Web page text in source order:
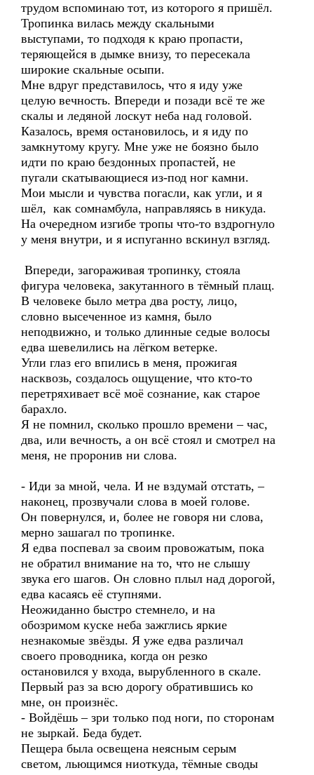
трудом вспоминаю тот, из которого я пришёл.
Тропинка вилась между скальными
выступами, то подходя к краю пропасти,
теряющейся в дымке внизу, то пересекала
широкие скальные осыпи.
Мне вдруг представилось, что я иду уже
целую вечность. Впереди и позади всё те же
скалы и ледяной лоскут неба над головой.
Казалось, время остановилось, и я иду по
замкнутому кругу. Мне уже не боязно было
идти по краю бездонных пропастей, не
пугали скатывающиеся из-под ног камни.
Мои мысли и чувства погасли, как угли, и я
шёл, как сомнамбула, направляясь в никуда.
На очередном изгибе тропы что-то вздрогнуло
у меня внутри, и я испуганно вскинул взгляд.
Впереди, загораживая тропинку, стояла
фигура человека, закутанного в тёмный плащ.
В человеке было метра два росту, лицо,
словно высеченное из камня, было
неподвижно, и только длинные седые волосы
едва шевелились на лёгком ветерке.
Угли глаз его впились в меня, прожигая
насквозь, создалось ощущение, что кто-то
перетряхивает всё моё сознание, как старое
барахло.
Я не помнил, сколько прошло времени – час,
два, или вечность, а он всё стоял и смотрел на
меня, не проронив ни слова.
- Иди за мной, чела. И не вздумай отстать, –
наконец, прозвучали слова в моей голове.
Он повернулся, и, более не говоря ни слова,
мерно зашагал по тропинке.
Я едва поспевал за своим провожатым, пока
не обратил внимание на то, что не слышу
звука его шагов. Он словно плыл над дорогой,
едва касаясь её ступнями.
Неожиданно быстро стемнело, и на
обозримом куске неба зажглись яркие
незнакомые звёзды. Я уже едва различал
своего проводника, когда он резко
остановился у входа, вырубленного в скале.
Первый раз за всю дорогу обратившись ко
мне, он произнёс.
- Войдёшь – зри только под ноги, по сторонам
не зыркай. Беда будет.
Пещера была освещена неясным серым
светом, льющимся ниоткуда, тёмные своды